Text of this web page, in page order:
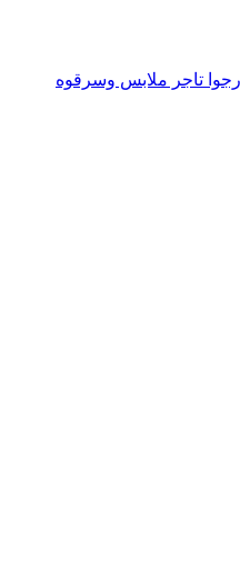
متهمين استدرجوا تاجر ملابس وسرقوه